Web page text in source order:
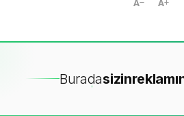
A A
Buradasizin